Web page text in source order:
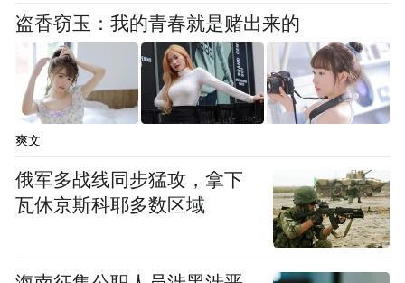
盗香窃玉：我的青春就是赌出来的
爽文
俄军多战线同步猛攻，拿下
瓦休京斯科耶多数区域